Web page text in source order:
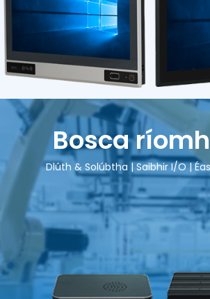
Bosca
Dlúth & Solúbtha | Saibhir I/O |